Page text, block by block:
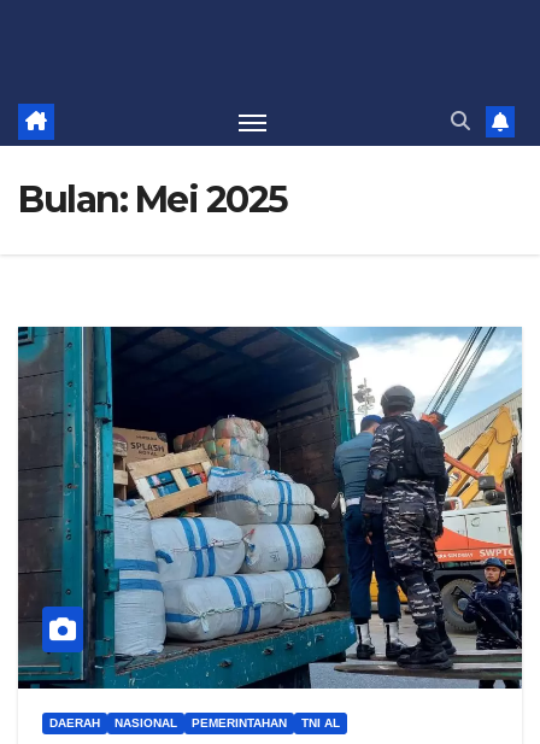
Bulan: Mei 2025
DAERAH NASIONAL PEMERINTAHAN TNI AL